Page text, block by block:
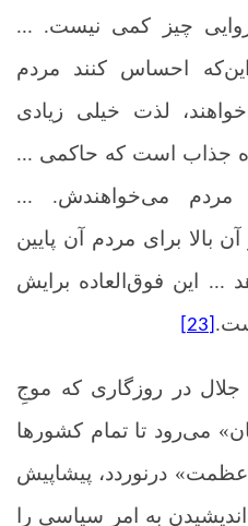
چیز کمی نیست. ...
احساس کنند مردم
لذت خیلی زیادی
جذاب است که حاکمی ...
مردم می‌خواهندش. ...
بالا برای مردم آن پایین
... این فوق‌العاده برایش
در روزگاری که موجِ
می‌رود تا تمام کشورها
درنوردد، پیشاپیش
به امر سیاسی را